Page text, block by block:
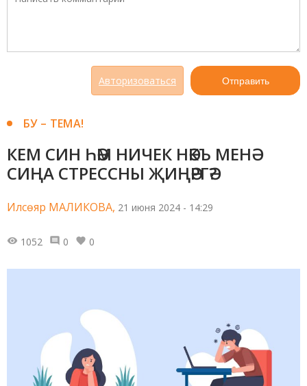
Авторизоваться Отправить
БУ – ТЕМА!
КЕМ СИН ҺӘМ НИЧЕК НӘКЪ МЕНӘ
СИҢА СТРЕССНЫ ҖИҢӘРГӘ?
Илсөяр МАЛИКОВА, 21 июня 2024 - 14:29
1052 0 0